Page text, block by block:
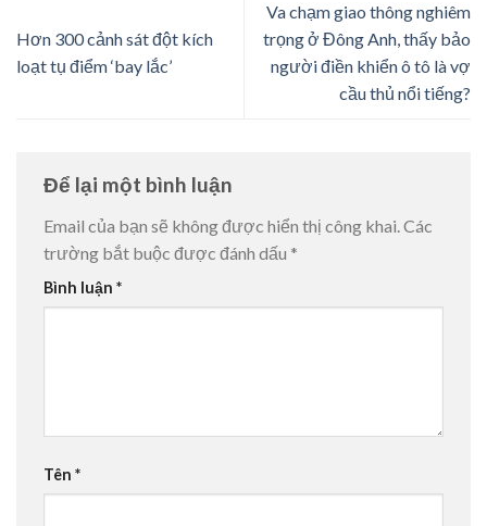
Hơn 300 cảnh sát đột kích
loạt tụ điểm ‘bay lắc’
Va chạm giao thông nghiêm
trọng ở Đông Anh, thấy bảo
người điền khiển ô tô là vợ
cầu thủ nổi tiếng?
Để lại một bình luận
Email của bạn sẽ không được hiển thị công khai.Các
trường bắt buộc được đánh dấu *
Bình luận *
Tên *